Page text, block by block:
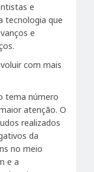
e
tecnologia que
e
com mais
tema número
atenção. O
realizados
da
no meio
e a